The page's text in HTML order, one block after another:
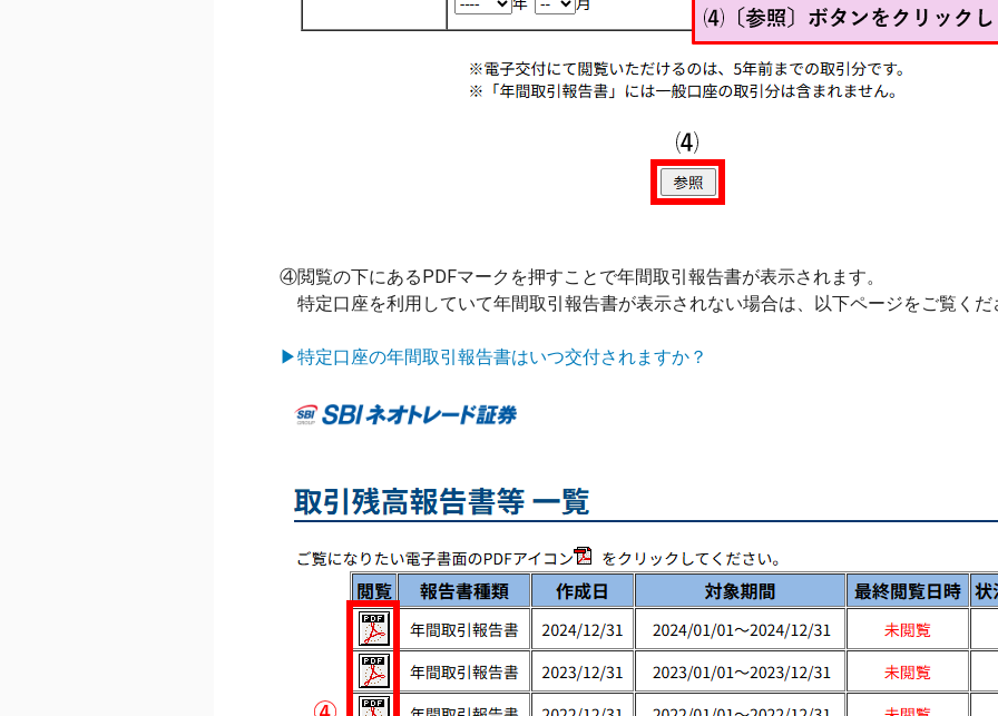
④閲覧の下にあるPDFマークを押すことで年間取引報告書が表示されます。
特定口座を利用していて年間取引報告書が表示されない場合は、以下ページをご覧くだ
▶特定口座の年間取引報告書はいつ交付されますか？